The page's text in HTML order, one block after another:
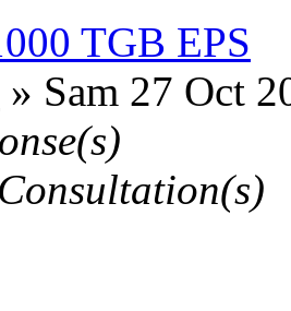
TGB EPS
» Sam 27 Oct
Consultation(s)